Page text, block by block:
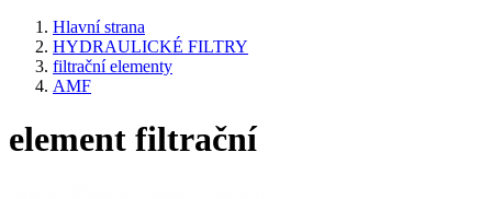
Hlavní strana
HYDRAULICKÉ FILTRY
filtrační elementy
AMF
element filtrační